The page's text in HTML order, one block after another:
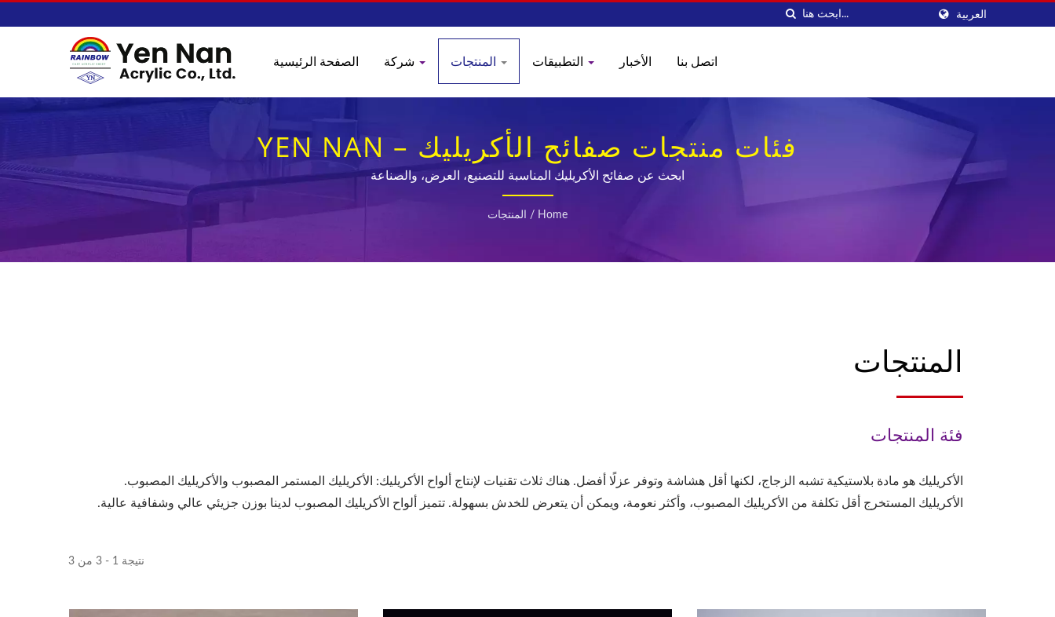
العربية
الصفحة الرئيسية الأخبار اتصل بنا
فئات منتجات صفائح الأكريليك – YEN NAN
ابحث عن صفائح الأكريليك المناسبة للتصنيع، العرض، والصناعة
Home
/ المنتجات
المنتجات
فئة المنتجات
الأكريليك هو مادة بلاستيكية تشبه الزجاج، لكنها أقل هشاشة وتوفر عزلًا أفضل. هناك ثلاث تقنيات لإنتاج ألواح الأكريليك: الأكريليك المستمر المصبوب والأكريليك المصبوب.
الأكريليك المستخرج أقل تكلفة من الأكريليك المصبوب، وأكثر نعومة، ويمكن أن يتعرض للخدش بسهولة. تتميز ألواح الأكريليك المصبوب لدينا بوزن جزيئي عالي وشفافية عالية.
نتيجة 1 - 3 من 3